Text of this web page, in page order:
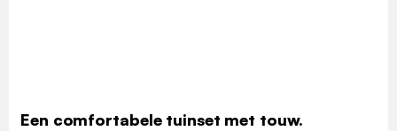
Een comfortabele tuinset met touw.